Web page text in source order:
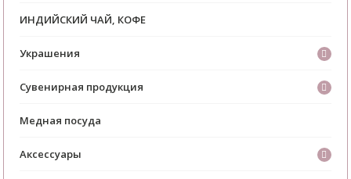
ИНДИЙСКИЙ ЧАЙ, КОФЕ
Украшения
Сувенирная продукция
Медная посуда
Аксессуары